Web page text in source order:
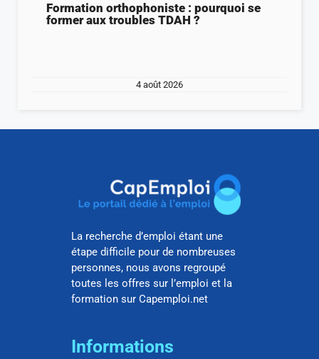
Formation orthophoniste : pourquoi se
former aux troubles TDAH ?
4 août 2026
La recherche d’emploi étant une
étape difficile pour de nombreuses
personnes, nous avons regroupé
toutes les offres sur l’emploi et la
formation sur Capemploi.net
Informations